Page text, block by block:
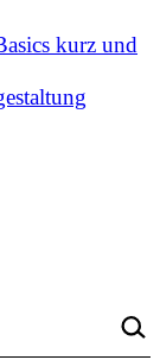
kurz und